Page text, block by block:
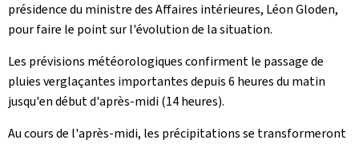
présidence du ministre des Affaires intérieures, Léon Gloden,
pour faire le point sur l'évolution de la situation.
Les prévisions météorologiques confirment le passage de
pluies verglaçantes importantes depuis 6 heures du matin
jusqu'en début d'après-midi (14 heures).
Au cours de l'après-midi, les précipitations se transformeront